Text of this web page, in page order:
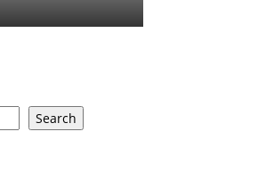
Search